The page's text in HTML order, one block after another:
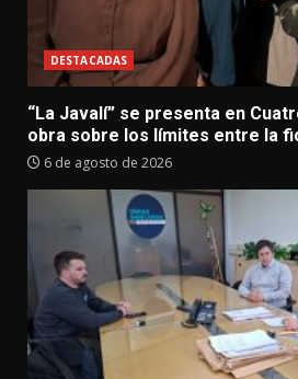
DESTACADAS
“La Javalí” se presenta en
obra sobre los límites entre la
6 de agosto de 2026